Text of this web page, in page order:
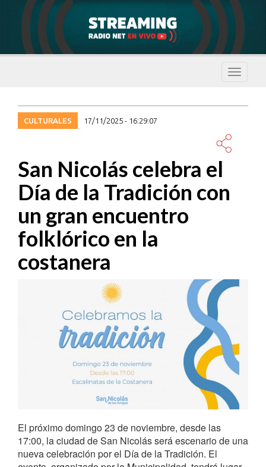
CULTURALES 17/11/2025 - 16:29:07
San Nicolás celebra el
Día de la Tradición con
un gran encuentro
folklórico en la
costanera
El próximo domingo 23 de noviembre, desde las
17:00, la ciudad de San Nicolás será escenario de una
nueva celebración por el Día de la Tradición. El